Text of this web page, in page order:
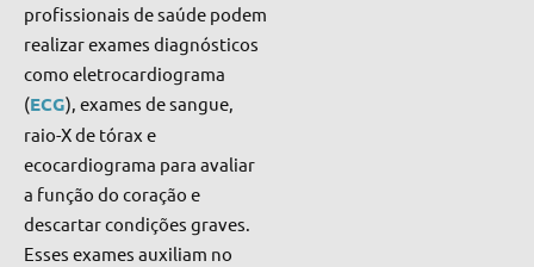
profissionais de saúde podem
realizar exames diagnósticos
como eletrocardiograma
(ECG), exames de sangue,
raio-X de tórax e
ecocardiograma para avaliar
a função do coração e
descartar condições graves.
Esses exames auxiliam no